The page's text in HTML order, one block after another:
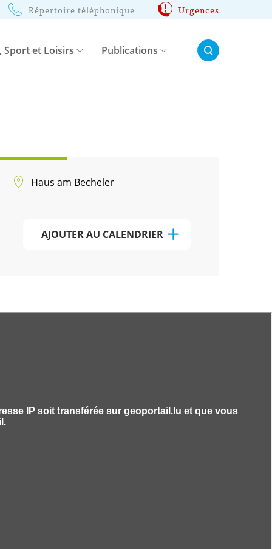
Répertoire téléphonique Urgences
Sport et Loisirs Publications Rechercher:
Haus am Becheler
AJOUTER AU CALENDRIER